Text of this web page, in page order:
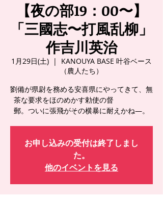
【夜の部19：00〜】
「三國志〜打風乱柳」
作吉川英治
1月29日(土)
  |
KANOUYA BASE 叶谷ベース
（農人たち）
劉備が県尉を務める安喜県にやってきて、無
茶な要求をほのめかす勅使の督
郵。ついに張飛がその横暴に耐えかね―。
お申し込みの受付は終了しまし
た。
他のイベントを見る